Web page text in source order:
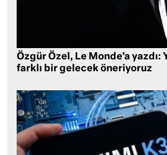
Özgür Özel, Le Monde’a
farklı bir gelecek öneriyoruz